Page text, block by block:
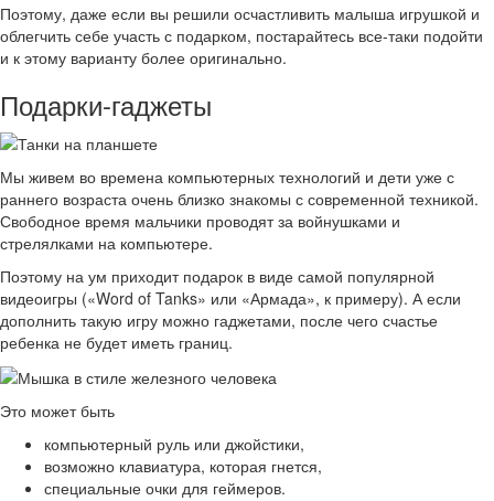
Поэтому, даже если вы решили осчастливить малыша игрушкой и
облегчить себе участь с подарком, постарайтесь все-таки подойти
и к этому варианту более оригинально.
Подарки-гаджеты
Мы живем во времена компьютерных технологий и дети уже с
раннего возраста очень близко знакомы с современной техникой.
Свободное время мальчики проводят за войнушками и
стрелялками на компьютере.
Поэтому на ум приходит подарок в виде самой популярной
видеоигры («Word of Tanks» или «Армада», к примеру). А если
дополнить такую игру можно гаджетами, после чего счастье
ребенка не будет иметь границ.
Это может быть
компьютерный руль или джойстики,
возможно клавиатура, которая гнется,
специальные очки для геймеров.